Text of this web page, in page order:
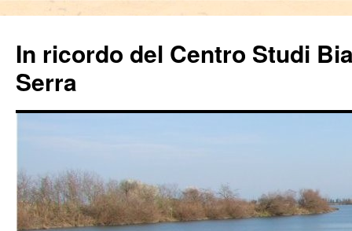
In ricordo del Centro Studi
Serra